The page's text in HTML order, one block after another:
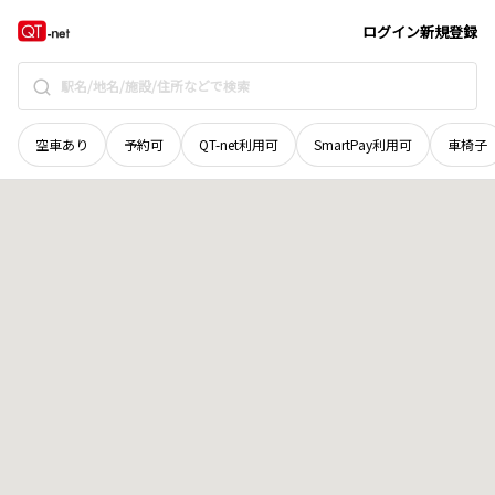
ログイン新規登録
空車あり 予約可 QT-net利用可 SmartPay利用可 車椅子
青森県